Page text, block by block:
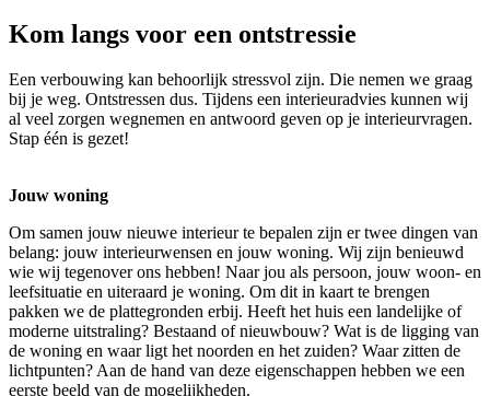
Kom langs voor een ontstressie
Een verbouwing kan behoorlijk stressvol zijn. Die nemen we graag
bij je weg. Ontstressen dus. Tijdens een interieuradvies kunnen wij
al veel zorgen wegnemen en antwoord geven op je interieurvragen.
Stap één is gezet!
Jouw woning
Om samen jouw nieuwe interieur te bepalen zijn er twee dingen van
belang: jouw interieurwensen en jouw woning. Wij zijn benieuwd
wie wij tegenover ons hebben! Naar jou als persoon, jouw woon- en
leefsituatie en uiteraard je woning. Om dit in kaart te brengen
pakken we de plattegronden erbij. Heeft het huis een landelijke of
moderne uitstraling? Bestaand of nieuwbouw? Wat is de ligging van
de woning en waar ligt het noorden en het zuiden? Waar zitten de
lichtpunten? Aan de hand van deze eigenschappen hebben we een
eerste beeld van de mogelijkheden.